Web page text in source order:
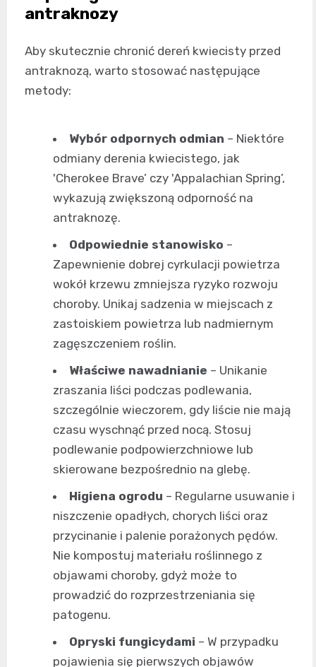
antraknozy
Aby skutecznie chronić dereń kwiecisty przed
antraknozą, warto stosować następujące
metody:
Wybór odpornych odmian – Niektóre
odmiany derenia kwiecistego, jak
'Cherokee Brave’ czy 'Appalachian Spring’,
wykazują zwiększoną odporność na
antraknozę.
Odpowiednie stanowisko –
Zapewnienie dobrej cyrkulacji powietrza
wokół krzewu zmniejsza ryzyko rozwoju
choroby. Unikaj sadzenia w miejscach z
zastoiskiem powietrza lub nadmiernym
zagęszczeniem roślin.
Właściwe nawadnianie – Unikanie
zraszania liści podczas podlewania,
szczególnie wieczorem, gdy liście nie mają
czasu wyschnąć przed nocą. Stosuj
podlewanie podpowierzchniowe lub
skierowane bezpośrednio na glebę.
Higiena ogrodu – Regularne usuwanie i
niszczenie opadłych, chorych liści oraz
przycinanie i palenie porażonych pędów.
Nie kompostuj materiału roślinnego z
objawami choroby, gdyż może to
prowadzić do rozprzestrzeniania się
patogenu.
Opryski fungicydami – W przypadku
pojawienia się pierwszych objawów